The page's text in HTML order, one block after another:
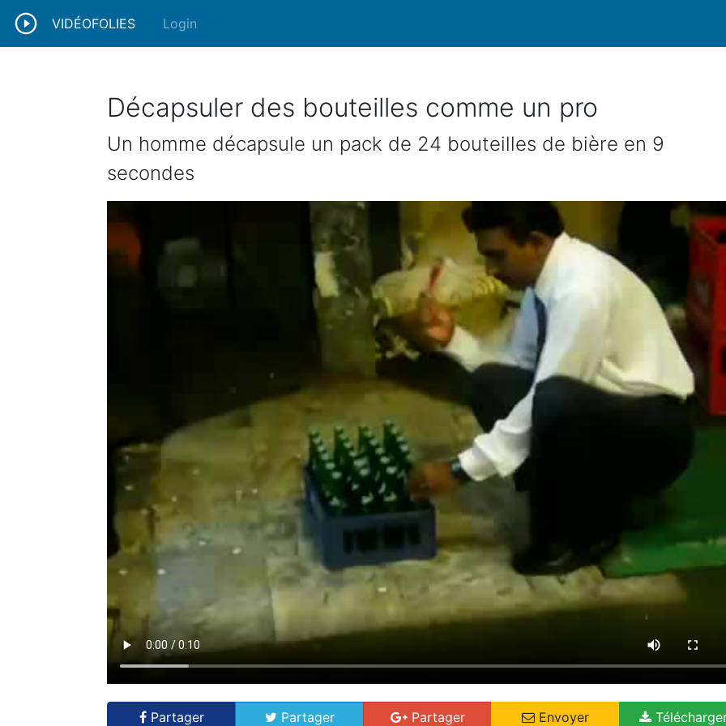
VIDÉOFOLIES Login
Décapsuler des bouteilles comme un pro
Un homme décapsule un pack de 24 bouteilles de bière en 9
secondes
Partager Partager Partager Envoyer